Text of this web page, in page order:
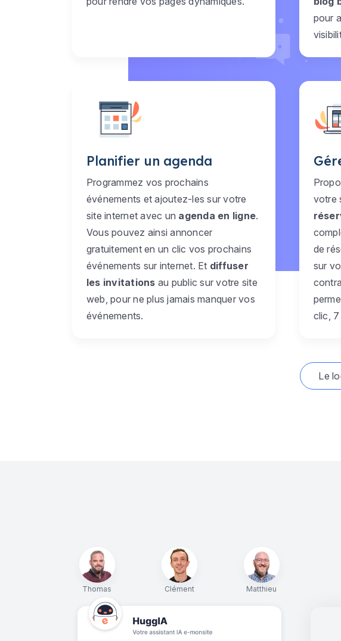
pour
Planifier un agenda
Programmez vos prochains
événements et ajoutez-les sur votre
site internet avec un agenda en ligne.
Vous pouvez ainsi annoncer
gratuitement en un clic vos prochains
événements sur internet. Et diffuser
les invitations au public sur votre site
web, pour ne plus jamais manquer vos
événements.
votre
de
sur
clic,
Le
Thomas Clément Matthieu